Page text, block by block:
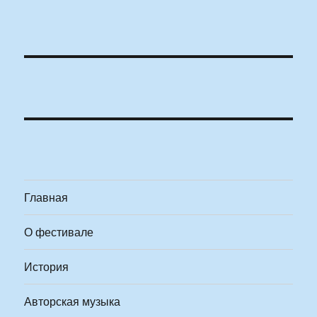
Главная
О фестивале
История
Авторская музыка